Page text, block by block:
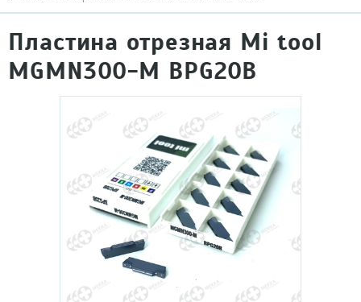
Пластина отрезная Mi tool
MGMN300-M BPG20B